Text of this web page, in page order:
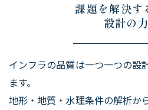
課題を解決す
設計の力
インフラの品質は一つ一つの設
ます。
地形・地質・水理条件の解析か